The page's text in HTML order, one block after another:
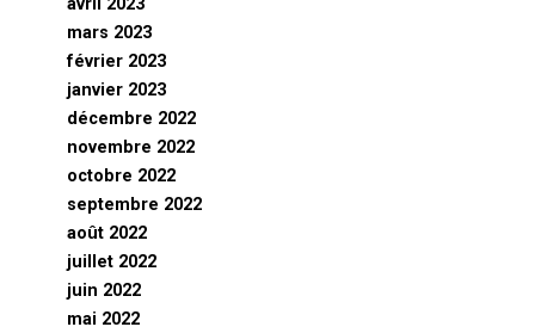
mars 2023
février 2023
janvier 2023
décembre 2022
novembre 2022
octobre 2022
septembre 2022
août 2022
juillet 2022
juin 2022
mai 2022